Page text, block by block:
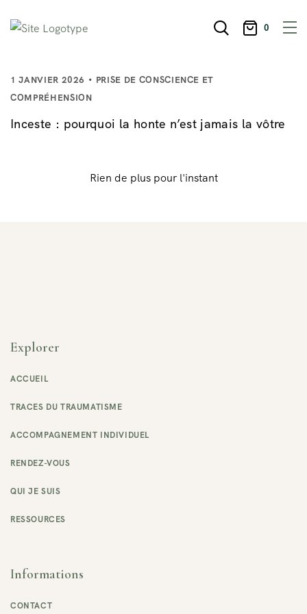
0
1 JANVIER 2026
PRISE DE CONSCIENCE ET
COMPRÉHENSION
Inceste : pourquoi la honte n’est jamais la vôtre
Rien de plus pour l'instant
Explorer
ACCUEIL
TRACES DU TRAUMATISME
ACCOMPAGNEMENT INDIVIDUEL
RENDEZ-VOUS
QUI JE SUIS
RESSOURCES
Informations
CONTACT